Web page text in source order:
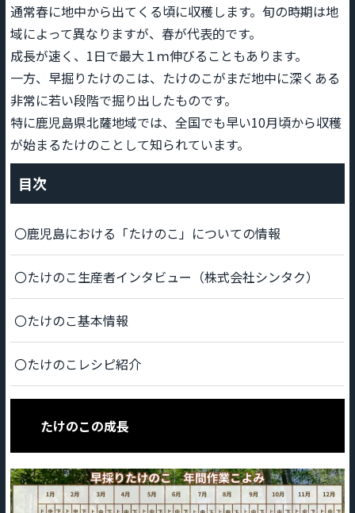
通常春に地中から出てくる頃に収穫します。旬の時期は地
域によって異なりますが、春が代表的です。
成長が速く、1日で最大１ｍ伸びることもあります。
一方、早掘りたけのこは、たけのこがまだ地中に深くある
非常に若い段階で掘り出したものです。
特に鹿児島県北薩地域では、全国でも早い10月頃から収穫
が始まるたけのことして知られています。
目次
〇鹿児島における「たけのこ」についての情報
〇たけのこ生産者インタビュー（株式会社シンタク）
〇たけのこ基本情報
〇たけのこレシピ紹介
たけのこの成長